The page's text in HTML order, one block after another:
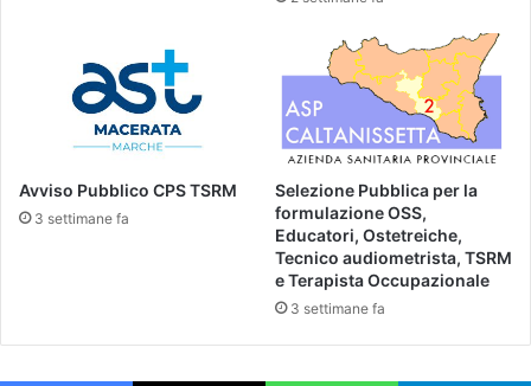
Avviso Pubblico CPS TSRM
3 settimane fa
Selezione Pubblica per la
formulazione OSS,
Educatori, Ostetreiche,
Tecnico audiometrista, TSRM
e Terapista Occupazionale
3 settimane fa